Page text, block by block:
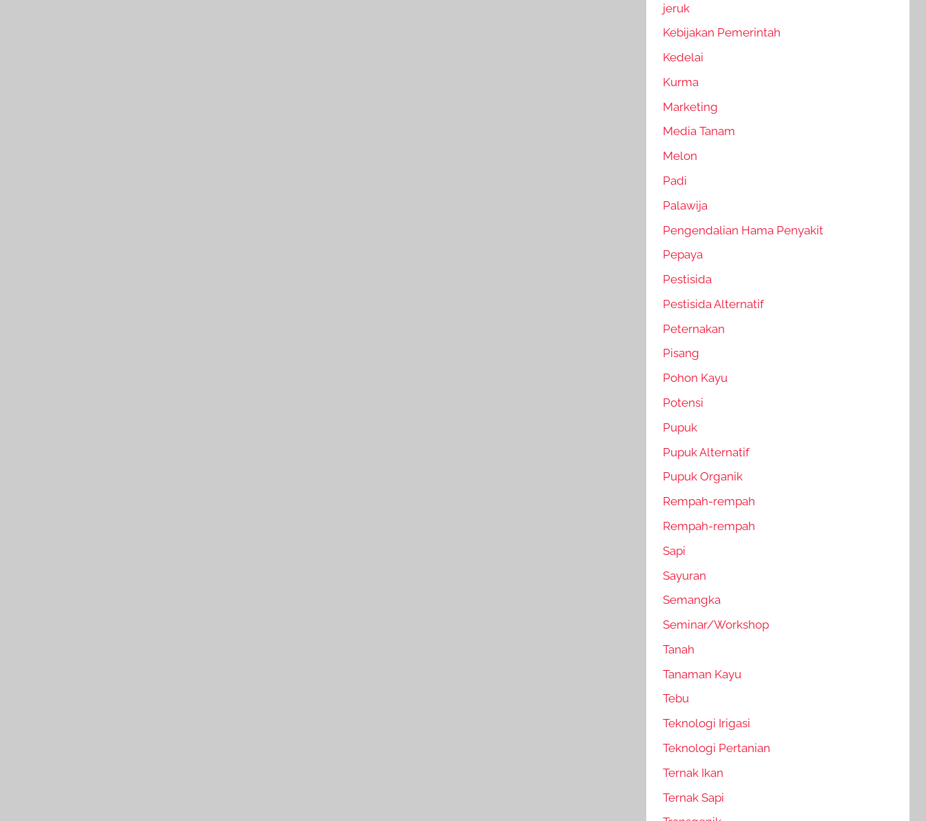
jeruk
Kebijakan Pemerintah
Kedelai
Kurma
Marketing
Media Tanam
Melon
Padi
Palawija
Pengendalian Hama Penyakit
Pepaya
Pestisida
Pestisida Alternatif
Peternakan
Pisang
Pohon Kayu
Potensi
Pupuk
Pupuk Alternatif
Pupuk Organik
Rempah-rempah
Rempah-rempah
Sapi
Sayuran
Semangka
Seminar/Workshop
Tanah
Tanaman Kayu
Tebu
Teknologi Irigasi
Teknologi Pertanian
Ternak Ikan
Ternak Sapi